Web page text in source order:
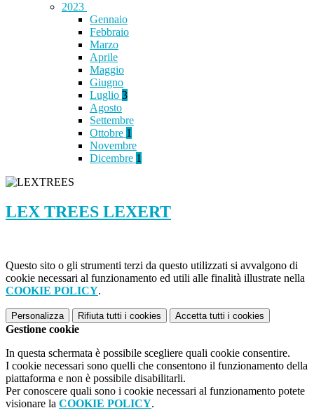
2023
Gennaio
Febbraio
Marzo
Aprile
Maggio
Giugno
Luglio 3
Agosto
Settembre
Ottobre 1
Novembre
Dicembre 1
LEX TREES LEXERT
Questo sito o gli strumenti terzi da questo utilizzati si avvalgono di
cookie necessari al funzionamento ed utili alle finalità illustrate nella
COOKIE POLICY.
Personalizza Rifiuta tutti i cookies Accetta tutti i cookies
Gestione cookie
In questa schermata è possibile scegliere quali cookie consentire.
I cookie necessari sono quelli che consentono il funzionamento della
piattaforma e non è possibile disabilitarli.
Per conoscere quali sono i cookie necessari al funzionamento potete
visionare la COOKIE POLICY.